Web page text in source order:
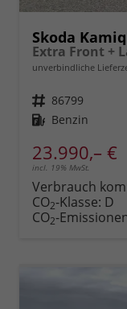
Skoda Kamiq
unverbindliche
Fahrzeugnr. 86799
Kraftstoff Benzin
23.990,– €
incl. 19% MwSt.
Verbrauch
CO2-Klasse: D
CO2-